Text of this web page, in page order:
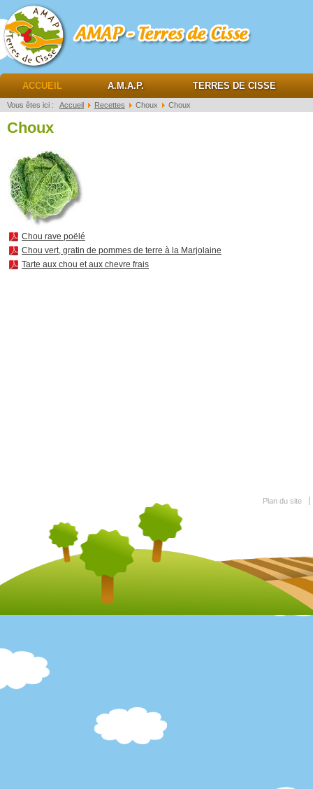
AMAP Terres de cisse
ACCUEIL A.M.A.P. TERRES DE CISSE
Vous êtes ici : Accueil Recettes Choux Choux
Choux
Chou rave poëlé
Chou vert, gratin de pommes de terre à la Marjolaine
Tarte aux chou et aux chevre frais
Plan du site